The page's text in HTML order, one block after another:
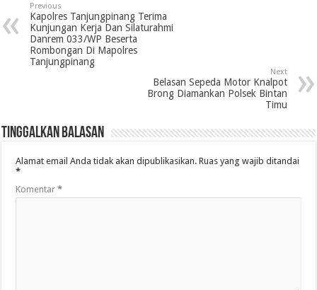
Previous
Kapolres Tanjungpinang Terima
Kunjungan Kerja Dan Silaturahmi
Danrem 033/WP Beserta
Rombongan Di Mapolres
Tanjungpinang
Next
Belasan Sepeda Motor Knalpot
Brong Diamankan Polsek Bintan
Timu
Tinggalkan Balasan
Alamat email Anda tidak akan dipublikasikan. Ruas yang wajib ditandai
*
Komentar*